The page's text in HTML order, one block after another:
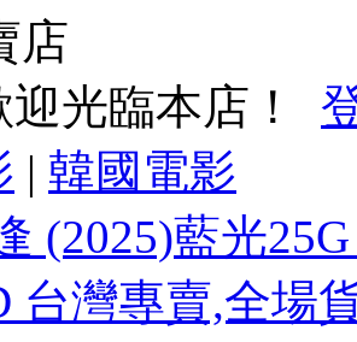
店
光臨本店！
| 韓國電影